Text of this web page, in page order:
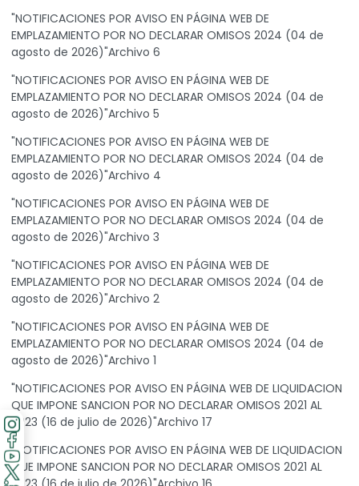
"NOTIFICACIONES POR AVISO EN PÁGINA WEB DE
EMPLAZAMIENTO POR NO DECLARAR OMISOS 2024 (04 de
agosto de 2026)"Archivo 6
"NOTIFICACIONES POR AVISO EN PÁGINA WEB DE
EMPLAZAMIENTO POR NO DECLARAR OMISOS 2024 (04 de
agosto de 2026)"Archivo 5
"NOTIFICACIONES POR AVISO EN PÁGINA WEB DE
EMPLAZAMIENTO POR NO DECLARAR OMISOS 2024 (04 de
agosto de 2026)"Archivo 4
"NOTIFICACIONES POR AVISO EN PÁGINA WEB DE
EMPLAZAMIENTO POR NO DECLARAR OMISOS 2024 (04 de
agosto de 2026)"Archivo 3
"NOTIFICACIONES POR AVISO EN PÁGINA WEB DE
EMPLAZAMIENTO POR NO DECLARAR OMISOS 2024 (04 de
agosto de 2026)"Archivo 2
"NOTIFICACIONES POR AVISO EN PÁGINA WEB DE
EMPLAZAMIENTO POR NO DECLARAR OMISOS 2024 (04 de
agosto de 2026)"Archivo 1
"NOTIFICACIONES POR AVISO EN PÁGINA WEB DE LIQUIDACION
QUE IMPONE SANCION POR NO DECLARAR OMISOS 2021 AL
2023 (16 de julio de 2026)"Archivo 17
"NOTIFICACIONES POR AVISO EN PÁGINA WEB DE LIQUIDACION
QUE IMPONE SANCION POR NO DECLARAR OMISOS 2021 AL